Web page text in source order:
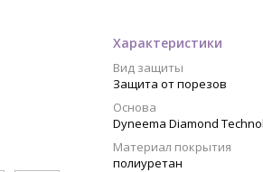
Характеристики
Вид защиты
Защита от порезов
Основа
Dyneema Diamond
Материал покрытия
полиуретан